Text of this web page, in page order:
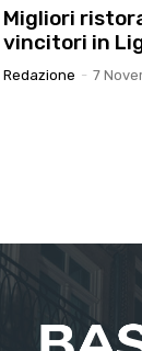
Migliori
vincitori in
Redazione - 7